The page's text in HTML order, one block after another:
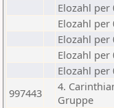
Elozahl per
Elozahl per
Elozahl per
Elozahl per
Elozahl per
997443
4.
Gruppe